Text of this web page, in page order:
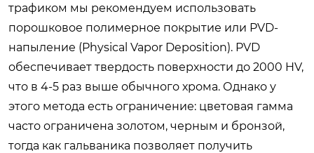
трафиком мы рекомендуем использовать
порошковое полимерное покрытие или PVD-
напыление (Physical Vapor Deposition). PVD
обеспечивает твердость поверхности до 2000 HV,
что в 4-5 раз выше обычного хрома. Однако у
этого метода есть ограничение: цветовая гамма
часто ограничена золотом, черным и бронзой,
тогда как гальваника позволяет получить